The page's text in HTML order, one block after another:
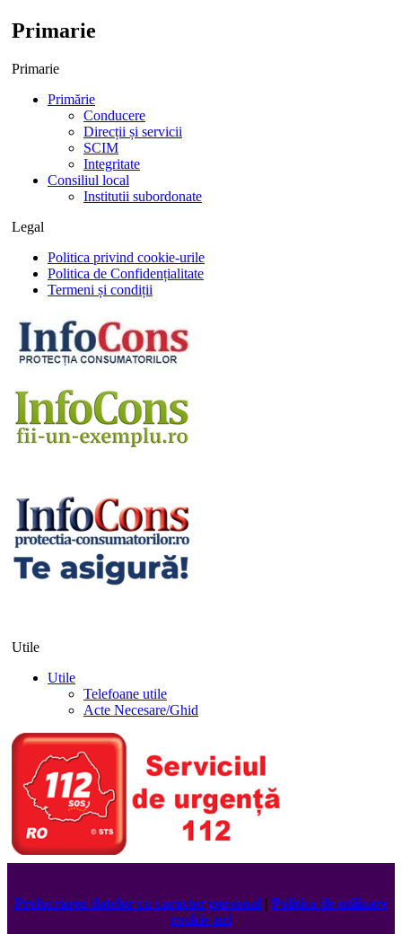
Primarie
Primarie
Primărie
Conducere
Direcții și servicii
SCIM
Integritate
Consiliul local
Institutii subordonate
Legal
Politica privind cookie-urile
Politica de Confidențialitate
Termeni și condiții
Utile
Utile
Telefoane utile
Acte Necesare/Ghid
Prelucrarea datelor cu caracter personal | Politica de utilizare
cookie-uri